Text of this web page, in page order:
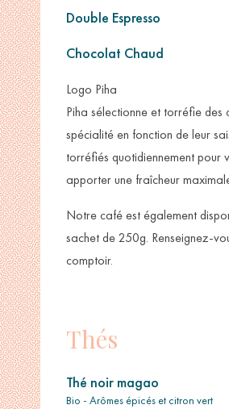
Double Espresso
Chocolat Chaud
Logo Piha
Piha sélectionne et torréfie des
spécialité en fonction de leur
torréfiés quotidiennement pour
apporter une fraîcheur
Notre café est également
sachet de 250g. Renseignez-
comptoir.
Thés
Thé noir magao
Bio - Arômes épicés et citron vert